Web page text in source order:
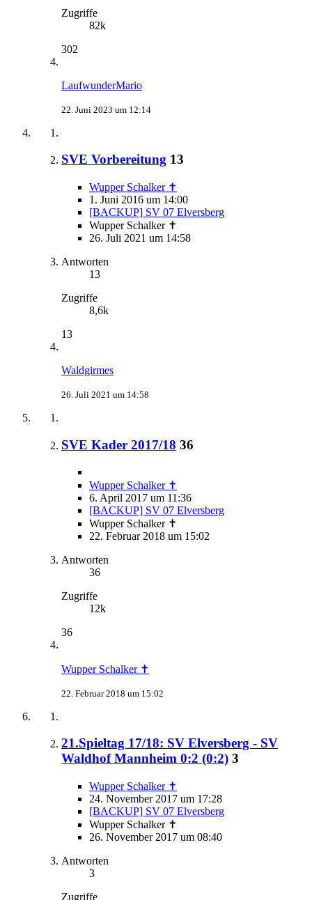
Zugriffe
82k
302
LaufwunderMario
22. Juni 2023 um 12:14
SVE Vorbereitung 13
Wupper Schalker ✝
1. Juni 2016 um 14:00
[BACKUP] SV 07 Elversberg
Wupper Schalker ✝
26. Juli 2021 um 14:58
Antworten
13
Zugriffe
8,6k
13
Waldgirmes
26. Juli 2021 um 14:58
SVE Kader 2017/18 36
Wupper Schalker ✝
6. April 2017 um 11:36
[BACKUP] SV 07 Elversberg
Wupper Schalker ✝
22. Februar 2018 um 15:02
Antworten
36
Zugriffe
12k
36
Wupper Schalker ✝
22. Februar 2018 um 15:02
21.Spieltag 17/18: SV Elversberg - SV
Waldhof Mannheim 0:2 (0:2) 3
Wupper Schalker ✝
24. November 2017 um 17:28
[BACKUP] SV 07 Elversberg
Wupper Schalker ✝
26. November 2017 um 08:40
Antworten
3
Zugriffe